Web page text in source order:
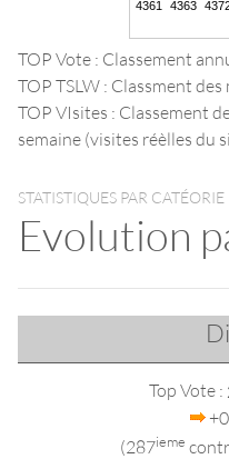
TOP Vote : Classement
TOP TSLW : Classment
TOP VIsites : Classement
semaine (visites réèlles du
STATISTIQUES PAR CATÉORIE
Evolution
Top Vote :
+0
(287ieme